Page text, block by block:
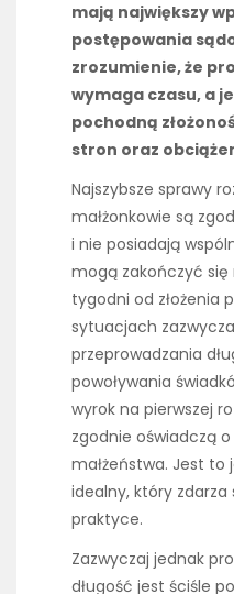
mają największy
postępowania
zrozumienie, że
wymaga czasu, a
pochodną
stron oraz
Najszybsze sprawy
małżonkowie są
i nie posiadają
mogą zakończyć się
tygodni od złożenia
sytuacjach
przeprowadzania
powoływania
wyrok na pierwszej
zgodnie oświadczą
małżeństwa. Jest to
idealny, który zdarza
praktyce.
Zazwyczaj jednak
długość jest ściśle